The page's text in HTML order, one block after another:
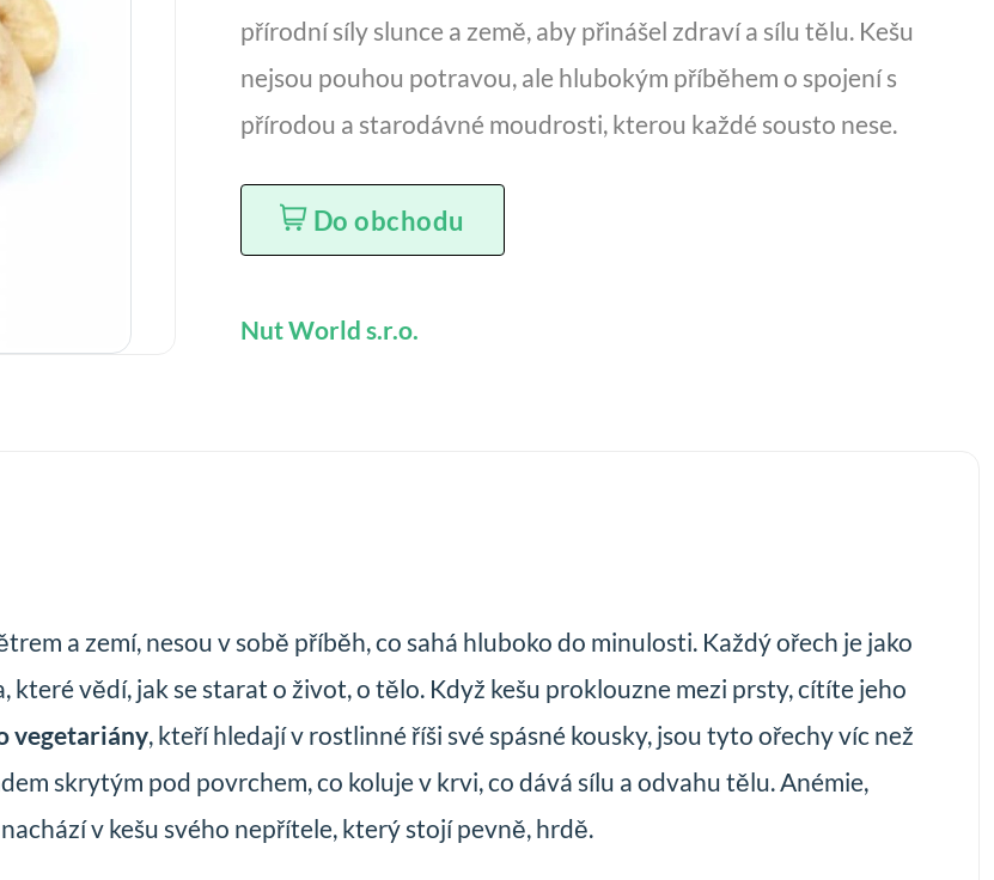
přírodní síly slunce a země, aby přinášel zdraví a sílu tělu. Kešu
nejsou pouhou potravou, ale hlubokým příběhem o spojení s
přírodou a starodávné moudrosti, kterou každé sousto nese.
Do obchodu
Nut World s.r.o.
a zemí, nesou v sobě příběh, co sahá hluboko do minulosti. Každý ořech je jako
vědí, jak se starat o život, o tělo. Když kešu proklouzne mezi prsty, cítíte jeho
vegetariány, kteří hledají v rostlinné říši své spásné kousky, jsou tyto ořechy víc než
skrytým pod povrchem, co koluje v krvi, co dává sílu a odvahu tělu. Anémie,
v kešu svého nepřítele, který stojí pevně, hrdě.